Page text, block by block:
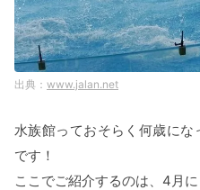
www.jalan.net
水族館っておそらく何歳に
です！
ここでご紹介するのは、4月